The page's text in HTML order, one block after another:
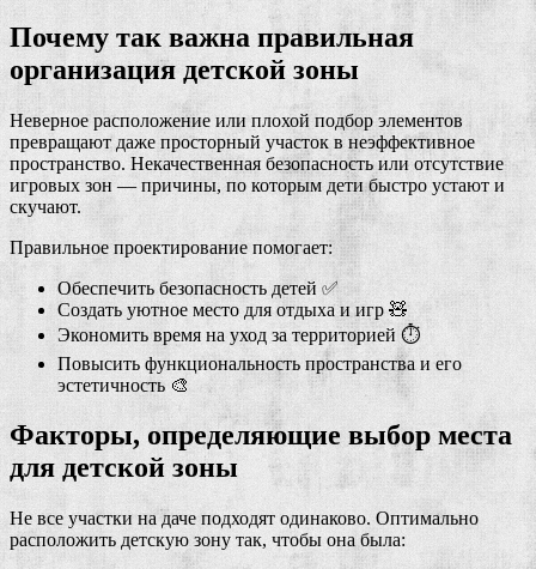
Почему так важна правильная
организация детской зоны
Неверное расположение или плохой подбор элементов
превращают даже просторный участок в неэффективное
пространство. Некачественная безопасность или отсутствие
игровых зон — причины, по которым дети быстро устают и
скучают.
Правильное проектирование помогает:
Обеспечить безопасность детей ✅
Создать уютное место для отдыха и игр 🧸
Экономить время на уход за территорией ⏱️
Повысить функциональность пространства и его
эстетичность 🎨
Факторы, определяющие выбор места
для детской зоны
Не все участки на даче подходят одинаково. Оптимально
расположить детскую зону так, чтобы она была: